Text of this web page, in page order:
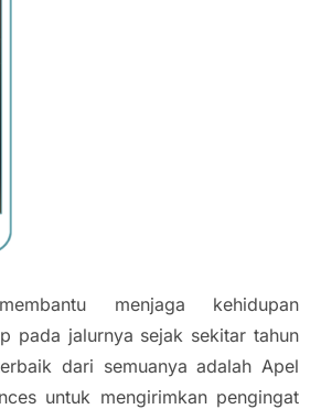
menjaga kehidupan
pada jalurnya sejak sekitar tahun
dari semuanya adalah Apel
untuk mengirimkan pengingat